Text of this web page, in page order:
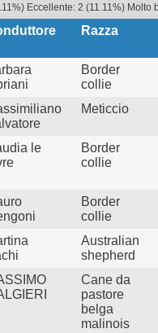
Eccellente: 2 (11.11%)
Razza
Border
collie
Meticcio
le
Border
collie
Border
collie
Australian
shepherd
Cane da
pastore
belga
malinois